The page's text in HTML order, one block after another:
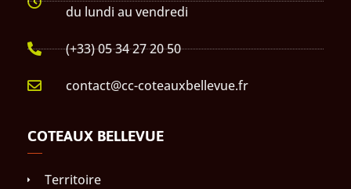
du lundi au vendredi
(+33) 05 34 27 20 50
contact@cc-coteauxbellevue.fr
COTEAUX BELLEVUE
Territoire